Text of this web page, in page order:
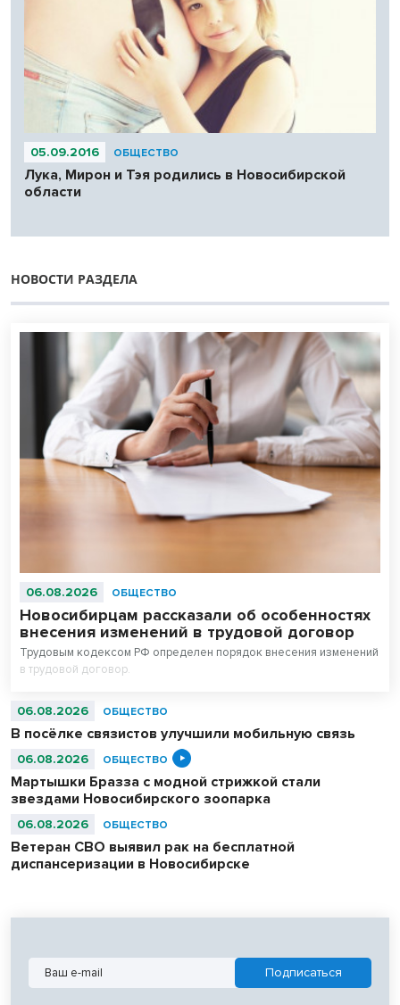
05.09.2016 ОБЩЕСТВО
Лука, Мирон и Тэя родились в Новосибирской
области
НОВОСТИ РАЗДЕЛА
06.08.2026 ОБЩЕСТВО
Новосибирцам рассказали об особенностях
внесения изменений в трудовой договор
Трудовым кодексом РФ определен порядок внесения изменений
в трудовой договор.
06.08.2026 ОБЩЕСТВО
В посёлке связистов улучшили мобильную связь
06.08.2026 ОБЩЕСТВО
Мартышки Бразза с модной стрижкой стали
звездами Новосибирского зоопарка
06.08.2026 ОБЩЕСТВО
Ветеран СВО выявил рак на бесплатной
диспансеризации в Новосибирске